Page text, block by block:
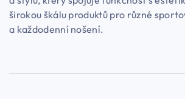
širokou škálu produktů pro různé
a každodenní nošení.